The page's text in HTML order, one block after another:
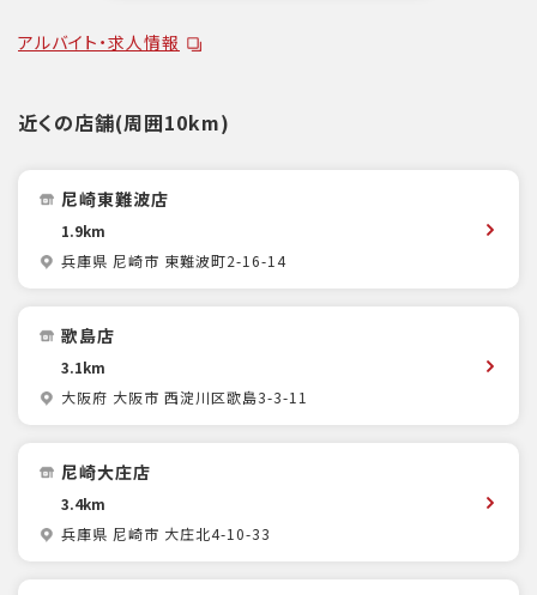
アルバイト・求人情報
近くの店舗(周囲10km)
尼崎東難波店
1.9km
兵庫県 尼崎市 東難波町2-16-14
歌島店
3.1km
大阪府 大阪市 西淀川区歌島3-3-11
尼崎大庄店
3.4km
兵庫県 尼崎市 大庄北4-10-33